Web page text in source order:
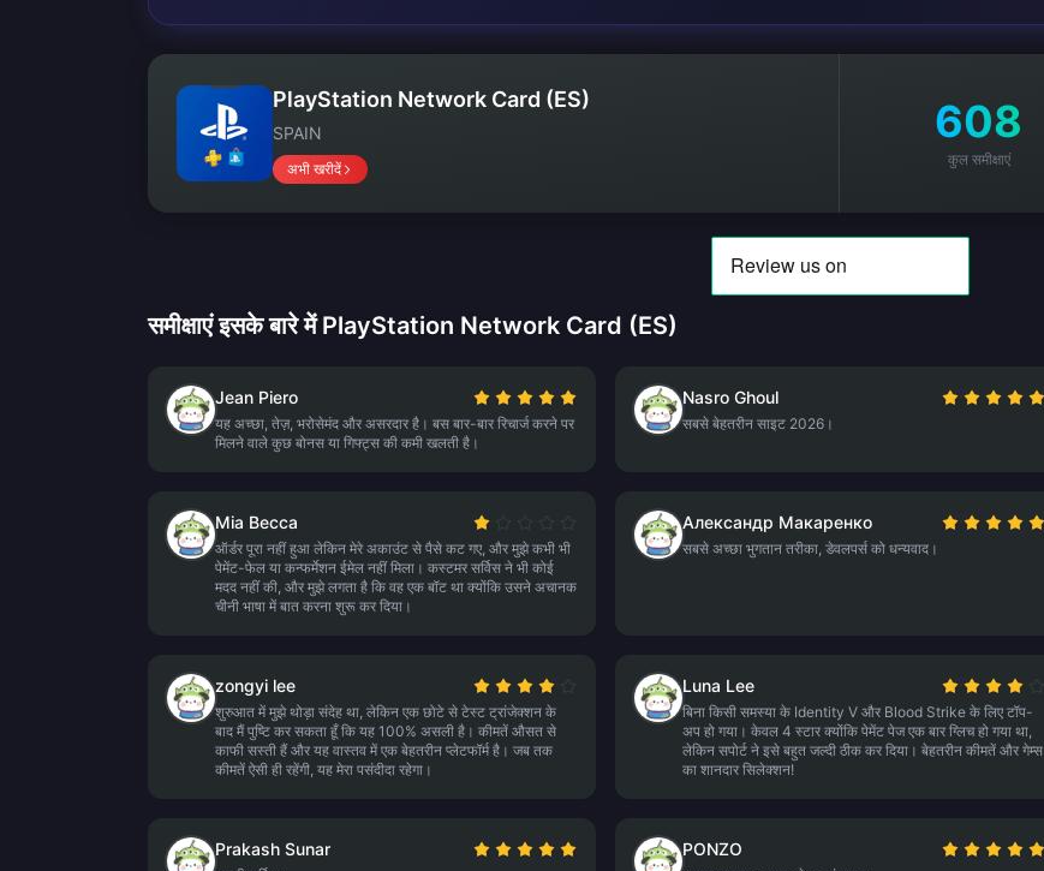
PlayStation Network Card (ES)
SPAIN
अभी खरीदें
608
कुल समीक्षाएं
समीक्षाएं इसके बारे में PlayStation Network Card (ES)
Jean Piero
यह अच्छा, तेज़, भरोसेमंद और असरदार है। बस बार-बार रिचार्ज करने पर
मिलने वाले कुछ बोनस या गिफ्ट्स की कमी खलती है।
Nasro Ghoul
सबसे बेहतरीन साइट 2026।
Mia Becca
ऑर्डर पूरा नहीं हुआ लेकिन मेरे अकाउंट से पैसे कट गए, और मुझे कभी भी
पेमेंट-फेल या कन्फर्मेशन ईमेल नहीं मिला। कस्टमर सर्विस ने भी कोई
मदद नहीं की, और मुझे लगता है कि वह एक बॉट था क्योंकि उसने अचानक
चीनी भाषा में बात करना शुरू कर दिया।
Александр Макаренко
सबसे अच्छा भुगतान तरीका, डेवलपर्स को धन्यवाद।
zongyi lee
शुरुआत में मुझे थोड़ा संदेह था, लेकिन एक छोटे से टेस्ट ट्रांजेक्शन के
बाद मैं पुष्टि कर सकता हूँ कि यह 100% असली है। कीमतें औसत से
काफी सस्ती हैं और यह वास्तव में एक बेहतरीन प्लेटफॉर्म है। जब तक
कीमतें ऐसी ही रहेंगी, यह मेरा पसंदीदा रहेगा।
Luna Lee
बिना किसी समस्या के Identity V और Blood Strike के लिए टॉप-
अप हो गया। केवल 4 स्टार क्योंकि पेमेंट पेज एक बार ग्लिच हो गया था,
लेकिन सपोर्ट ने इसे बहुत जल्दी ठीक कर दिया। बेहतरीन कीमतें और गेम्स
का शानदार सिलेक्शन!
Prakash Sunar PONZO